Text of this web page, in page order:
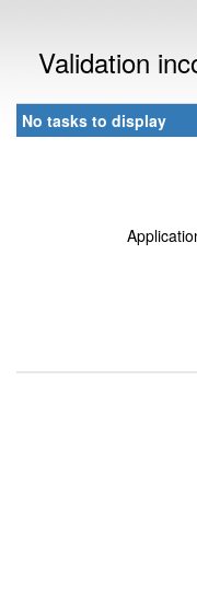
Validation
No tasks to display